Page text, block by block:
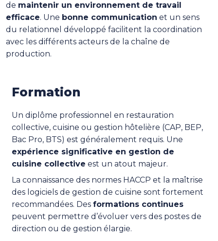
de maintenir un environnement de travail
efficace. Une bonne communication et un sens
du relationnel développé facilitent la coordination
avec les différents acteurs de la chaîne de
production.
Formation
Un diplôme professionnel en restauration
collective, cuisine ou gestion hôtelière (CAP, BEP,
Bac Pro, BTS) est généralement requis. Une
expérience significative en gestion de
cuisine collective est un atout majeur.
La connaissance des normes HACCP et la maîtrise
des logiciels de gestion de cuisine sont fortement
recommandées. Des formations continues
peuvent permettre d’évoluer vers des postes de
direction ou de gestion élargie.